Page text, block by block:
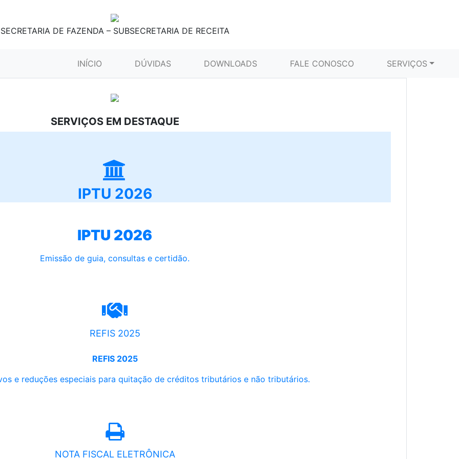
SECRETARIA DE FAZENDA – SUBSECRETARIA DE RECEITA
INÍCIO (CURRENT)DÚVIDAS DOWNLOADS FALE CONOSCO SERVIÇOS
SERVIÇOS EM DESTAQUE
IPTU 2026
IPTU 2026
Emissão de guia, consultas e certidão.
REFIS 2025
REFIS 2025
e reduções especiais para quitação de créditos tributários e não tributários.
NOTA FISCAL ELETRÔNICA